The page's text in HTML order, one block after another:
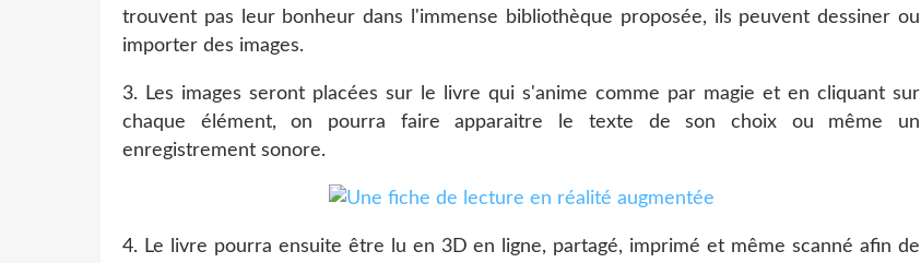
trouvent pas leur bonheur dans l'immense bibliothèque proposée, ils peuvent dessiner ou
importer des images.
3. Les images seront placées sur le livre qui s'anime comme par magie et en cliquant sur
chaque élément, on pourra faire apparaitre le texte de son choix ou même un
enregistrement sonore.
4. Le livre pourra ensuite être lu en 3D en ligne, partagé, imprimé et même scanné afin de